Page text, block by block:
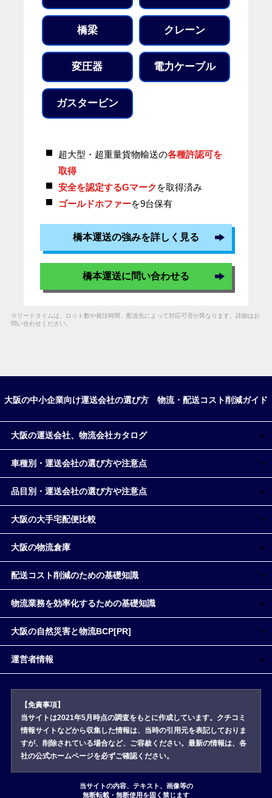
橋梁 クレーン
変圧器 電力ケーブル
ガスタービン
超大型・超重量貨物輸送の各種許認可を
取得
安全を認定するGマーク を取得済み
ゴールドホファーを9台保有
橋本運送の強みを詳しく見る
橋本運送に問い合わせる
※リードタイムは、ロット数や発注時間、配送先によって対応可否が異なります。詳細はお
問い合わせください。
大阪の中小企業向け運送会社の選び方 物流・配送コスト削減ガイド
大阪の運送会社、物流会社カタログ
車種別・運送会社の選び方や注意点
品目別・運送会社の選び方や注意点
大阪の大手宅配便比較
大阪の物流倉庫
配送コスト削減のための基礎知識
物流業務を効率化するための基礎知識
大阪の自然災害と物流BCP[PR]
運営者情報
【免責事項】
当サイトは2021年5月時点の調査をもとに作成しています。クチコミ
情報サイトなどから収集した情報は、当時の引用元を表記しておりま
すが、削除されている場合など、ご容赦ください。最新の情報は、各
社の公式ホームページを必ずご確認ください。
当サイトの内容、テキスト、画像等の
無断転載・無断使用を固く禁じます